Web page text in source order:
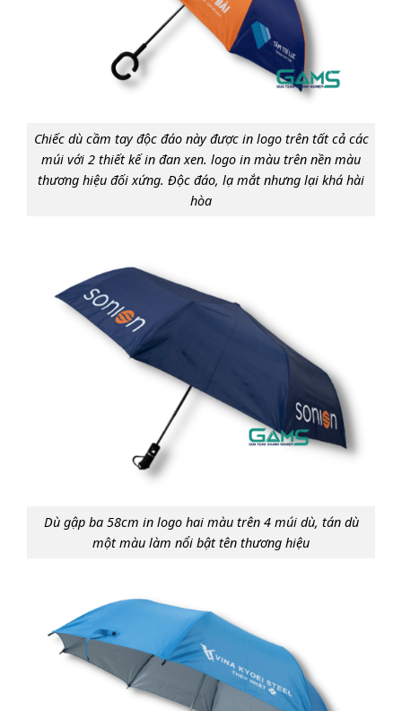
Chiếc dù cầm tay độc đáo này được in logo trên tất cả các
múi với 2 thiết kế in đan xen. logo in màu trên nền màu
thương hiệu đối xứng. Độc đáo, lạ mắt nhưng lại khá hài
hòa
Dù gập ba 58cm in logo hai màu trên 4 múi dù, tán dù
một màu làm nổi bật tên thương hiệu